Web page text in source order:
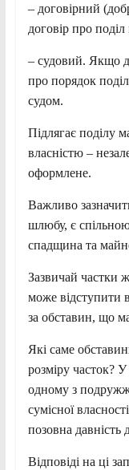
– договірний
договір про
– судовий. Якщо
про порядок
судом.
Підлягає поділу
власністю –
оформлене.
Важливо
шлюбу, є
спадщина та
Зазвичай частки
може відступити
за обставин, що
Які саме
розміру часток?
одному з
сумісної
позовна
Відповіді на ці